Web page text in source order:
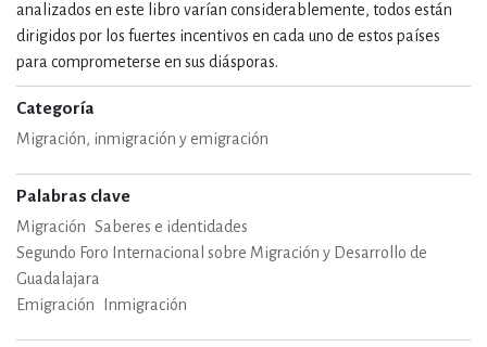
analizados en este libro varían considerablemente, todos están
dirigidos por los fuertes incentivos en cada uno de estos países
para comprometerse en sus diásporas.
Categoría
Migración, inmigración y emigración
Palabras clave
Migración Saberes e identidades
Segundo Foro Internacional sobre Migración y Desarrollo de
Guadalajara
Emigración
Inmigración